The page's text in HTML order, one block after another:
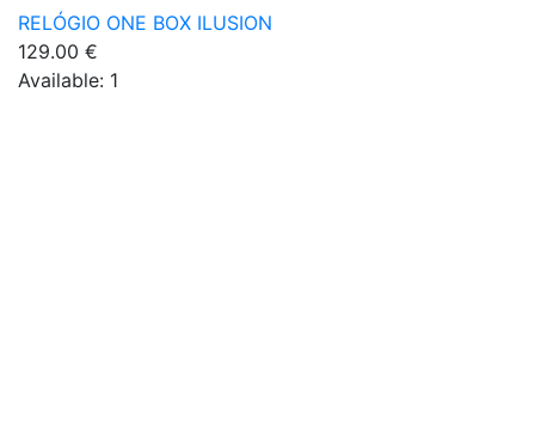
RELÓGIO ONE BOX ILUSION
129.00 €
Available: 1